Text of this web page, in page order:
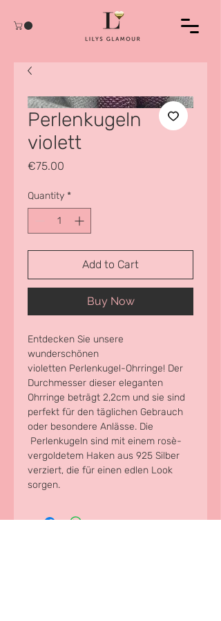
Perlenkugeln
violett
€75.00
Quantity *
Add to Cart
Buy Now
Entdecken Sie unsere
wunderschönen
violetten Perlenkugel-Ohrringe! Der
Durchmesser dieser eleganten
Ohrringe beträgt 2,2cm und sie sind
perfekt für den täglichen Gebrauch
oder besondere Anlässe. Die
Perlenkugeln sind mit einem rosè-
vergoldetem Haken aus 925 Silber
verziert, die für einen edlen Look
sorgen.